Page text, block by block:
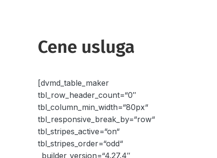
Cene usluga
[dvmd_table_maker
tbl_row_header_count=“0″
tbl_column_min_width=“80px“
tbl_responsive_break_by=“row“
tbl_stripes_active=“on“
tbl_stripes_order=“odd“
_builder_version=“4.27.4″